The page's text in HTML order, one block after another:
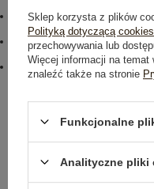
#materiał dominujący:
poliester
#typ produktu:
sukienka codzienna
#skład materiału :
100% poliester
Centrum Logistyczne
Dostępny
Sklep korzysta z plików
Polityką dotyczącą cookies
przechowywania lub
Więcej informacji na temat
znaleźć także na stronie
Funkcjonalne
Analityczne pliki